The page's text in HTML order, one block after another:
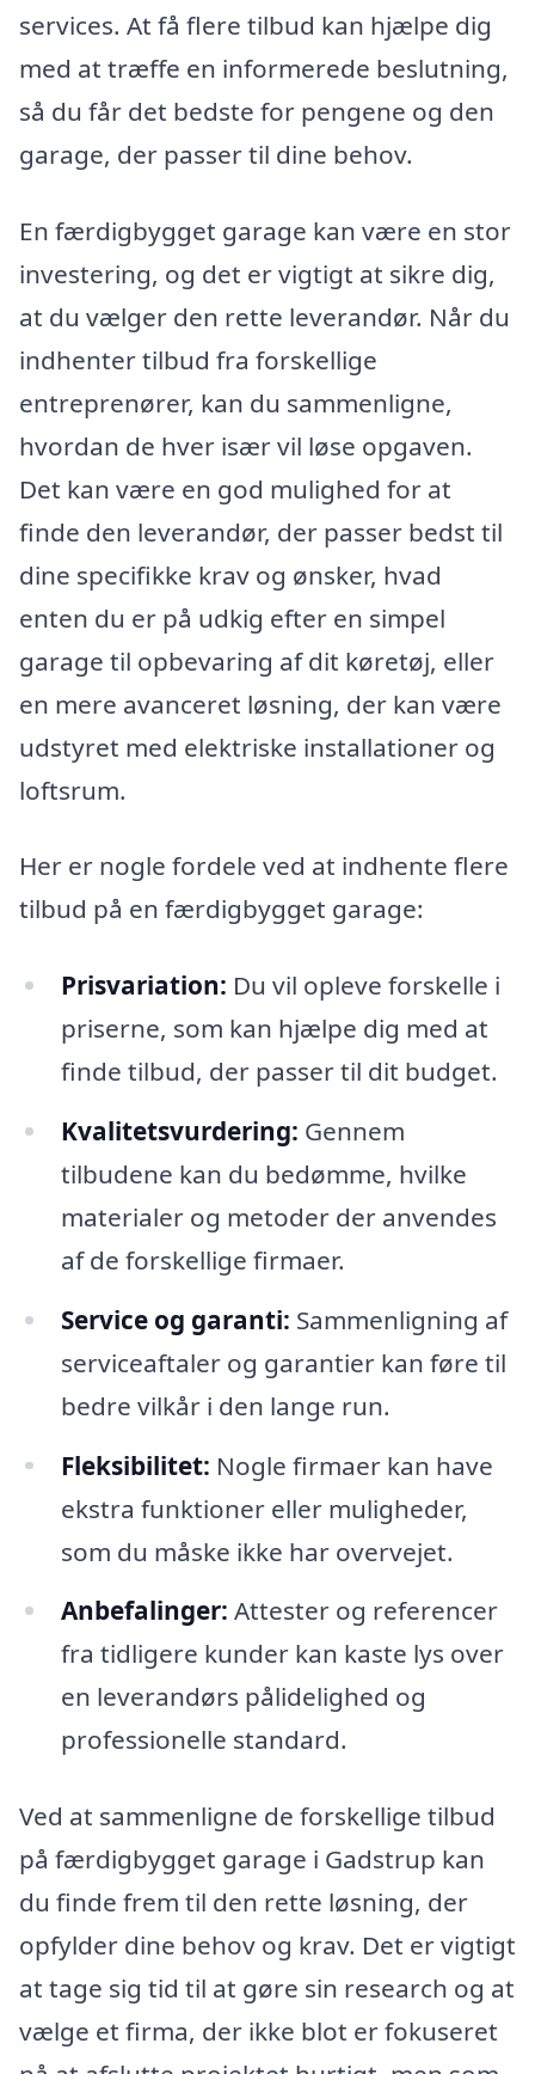
services. At få flere tilbud kan hjælpe dig
med at træffe en informerede beslutning,
så du får det bedste for pengene og den
garage, der passer til dine behov.
En færdigbygget garage kan være en stor
investering, og det er vigtigt at sikre dig,
at du vælger den rette leverandør. Når du
indhenter tilbud fra forskellige
entreprenører, kan du sammenligne,
hvordan de hver især vil løse opgaven.
Det kan være en god mulighed for at
finde den leverandør, der passer bedst til
dine specifikke krav og ønsker, hvad
enten du er på udkig efter en simpel
garage til opbevaring af dit køretøj, eller
en mere avanceret løsning, der kan være
udstyret med elektriske installationer og
loftsrum.
Her er nogle fordele ved at indhente flere
tilbud på en færdigbygget garage:
Prisvariation: Du vil opleve forskelle i
priserne, som kan hjælpe dig med at
finde tilbud, der passer til dit budget.
Kvalitetsvurdering: Gennem
tilbudene kan du bedømme, hvilke
materialer og metoder der anvendes
af de forskellige firmaer.
Service og garanti: Sammenligning af
serviceaftaler og garantier kan føre til
bedre vilkår i den lange run.
Fleksibilitet: Nogle firmaer kan have
ekstra funktioner eller muligheder,
som du måske ikke har overvejet.
Anbefalinger: Attester og referencer
fra tidligere kunder kan kaste lys over
en leverandørs pålidelighed og
professionelle standard.
Ved at sammenligne de forskellige tilbud
på færdigbygget garage i Gadstrup kan
du finde frem til den rette løsning, der
opfylder dine behov og krav. Det er vigtigt
at tage sig tid til at gøre sin research og at
vælge et firma, der ikke blot er fokuseret